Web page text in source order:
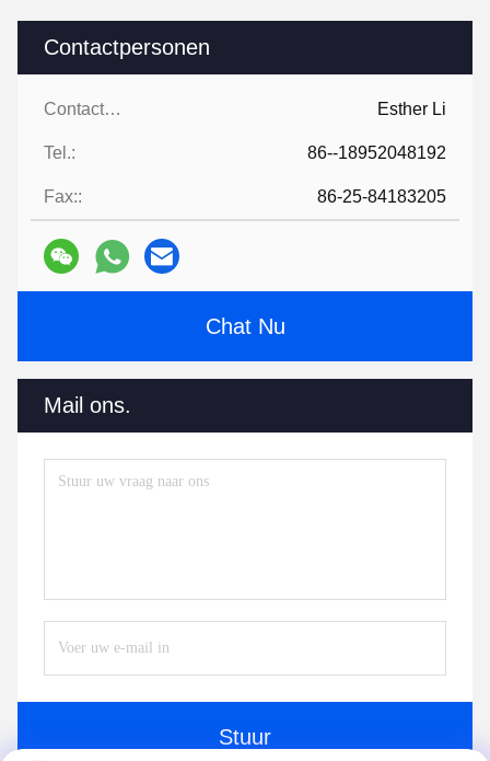
Contactpersonen
Contactpersonen: Esther Li
Tel.: 86--18952048192
Fax:: 86-25-84183205
Chat Nu
Mail ons.
Stuur